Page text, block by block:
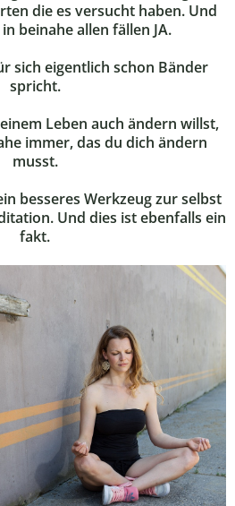
die es versucht haben. Und
beinahe allen fällen JA.
sich eigentlich schon Bänder
spricht.
Leben auch ändern willst,
immer, das du dich ändern
musst.
besseres Werkzeug zur selbst
Und dies ist ebenfalls ein
fakt.